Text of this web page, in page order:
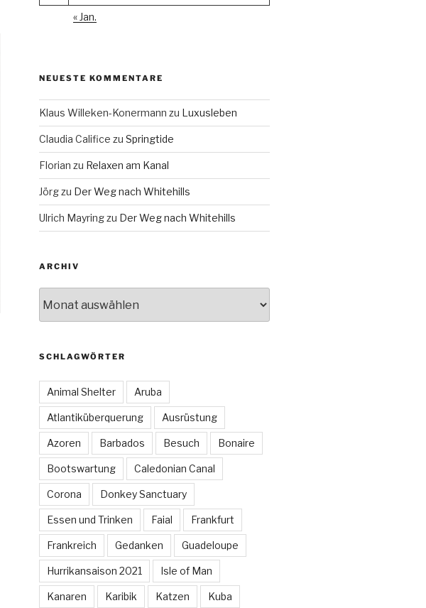
« Jan.
NEUESTE KOMMENTARE
Klaus Willeken-Konermann zu Luxusleben
Claudia Califice zu Springtide
Florian zu Relaxen am Kanal
Jörgzu Der Weg nach Whitehills
Ulrich Mayringzu Der Weg nach Whitehills
ARCHIV
SCHLAGWÖRTER
Animal Shelter Aruba
Atlantiküberquerung Ausrüstung
Azoren Barbados Besuch Bonaire
Bootswartung Caledonian Canal
Corona Donkey Sanctuary
Essen und Trinken Faial Frankfurt
Frankreich Gedanken Guadeloupe
Hurrikansaison 2021 Isle of Man
Kanaren Karibik Katzen Kuba